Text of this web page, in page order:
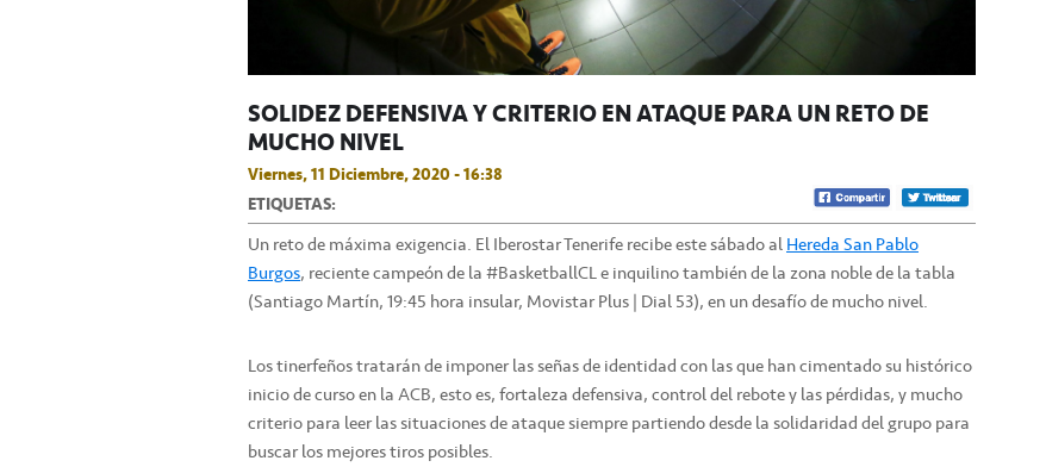
SOLIDEZ DEFENSIVA Y CRITERIO EN ATAQUE PARA UN RETO DE
MUCHO NIVEL
Viernes, 11 Diciembre, 2020 - 16:38
ETIQUETAS:
Un reto de máxima exigencia. El Iberostar Tenerife recibe este sábado alHereda San Pablo
Burgos, reciente campeón de la #BasketballCL e inquilino también de la zona noble de la tabla
(Santiago Martín, 19:45 hora insular, Movistar Plus | Dial 53), en un desafío de mucho nivel.
Los tinerfeños tratarán de imponer las señas de identidad con las que han cimentado su histórico
inicio de curso en la ACB, esto es, fortaleza defensiva, control del rebote y las pérdidas, y mucho
criterio para leer las situaciones de ataque siempre partiendo desde la solidaridad del grupo para
buscar los mejores tiros posibles.